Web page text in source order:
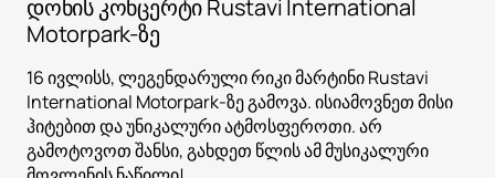
დონის კონცერტი Rustavi International
Motorpark-ზე
16 ივლისს, ლეგენდარული რიკი მარტინი Rustavi
International Motorpark-ზე გამოვა. ისიამოვნეთ მისი
ჰიტებით და უნიკალური ატმოსფეროთი. არ
გამოტოვოთ შანსი, გახდეთ წლის ამ მუსიკალური